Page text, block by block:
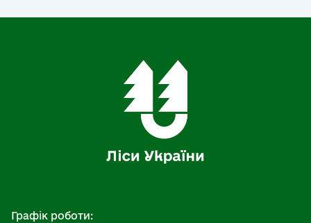
Графік роботи: